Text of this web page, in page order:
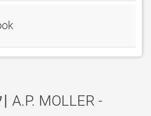
A.P. MOLLER -